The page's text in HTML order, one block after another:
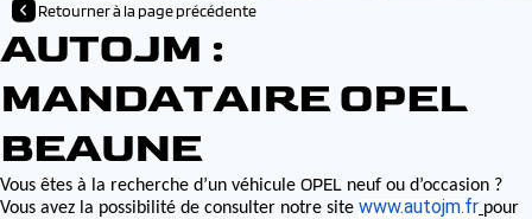
Retourner à la page précédente
AUTOJM :
MANDATAIRE OPEL
BEAUNE
Vous êtes à la recherche d’un véhicule OPEL neuf ou d’occasion ?
Vous avez la possibilité de consulter notre site www.autojm.fr pour